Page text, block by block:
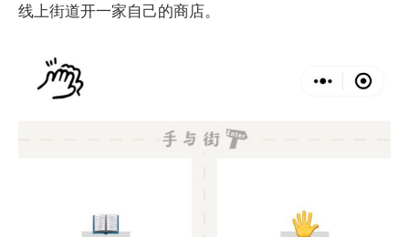
线上街道开一家自己的商店。